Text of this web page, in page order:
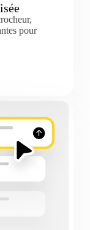
pour